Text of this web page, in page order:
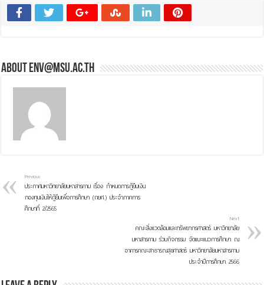
About env@msu.ac.th
Previous
ประกาศมหาวิทยาลัยมหาสารคาม เรื่อง กำหนดการกู้ยืมเงิน
กองทุนเงินให้กู้ยืมเพื่อการศึกษา (กยศ.) ประจำภาคการ
ศึกษาที่ 2/2565
Next
คณะสิ่งแวดล้อมและทรัพยากรศาสตร์ มหาวิทยาลัย
มหาสารคาม ร่วมกิจกรรม จัดแนะแนวการศึกษา ณ
อาคารคณะสาธารณสุขศาสตร์ มหาวิทยาลัยมหาสารคาม
ประจำปีการศึกษา 2566